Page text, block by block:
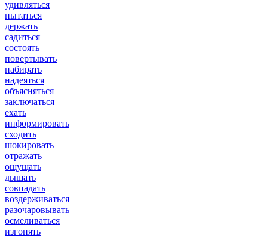
удивляться
пытаться
держать
садиться
состоять
повертывать
набирать
надеяться
объясняться
заключаться
ехать
информировать
сходить
шокировать
отражать
ощущать
дышать
совпадать
воздерживаться
разочаровывать
осмеливаться
изгонять